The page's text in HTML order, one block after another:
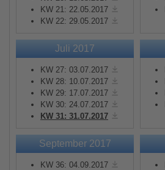
KW 21: 22.05.2017
KW 22: 29.05.2017
Juli 2017
KW 27: 03.07.2017
KW 28: 10.07.2017
KW 29: 17.07.2017
KW 30: 24.07.2017
KW 31: 31.07.2017
September 2017
KW 36: 04.09.2017